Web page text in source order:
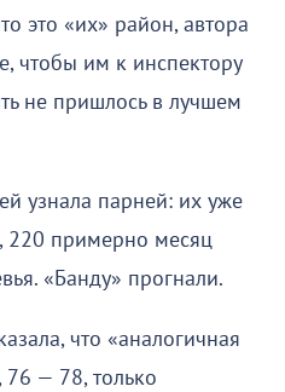
это «их» район, автора
чтобы им к инспектору
не пришлось в лучшем
узнала парней: их уже
220 примерно месяц
«Банду» прогнали.
что «аналогичная
76 — 78, только